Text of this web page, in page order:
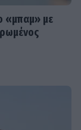
«μπαμ» με